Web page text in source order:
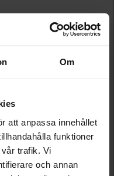
Om
att anpassa innehållet
funktioner
trafik. Vi
och annan
gäller ej för
är 5-15
Läs mer om